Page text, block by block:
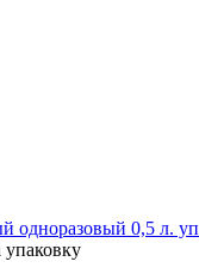
одноразовый 0,5 л.
упаковку